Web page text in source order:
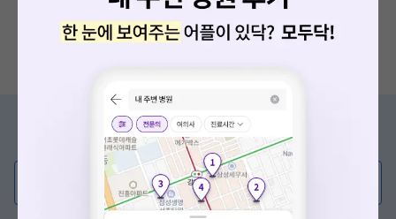
증상/치료, 궁금한 점이 있나요?
의사가 직접 답해드려요!
💬 무엇이든 물어보세요